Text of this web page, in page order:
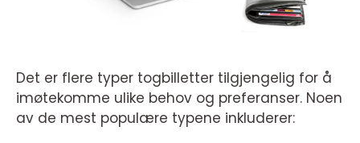
Det er flere typer togbilletter tilgjengelig for å
imøtekomme ulike behov og preferanser. Noen
av de mest populære typene inkluderer: